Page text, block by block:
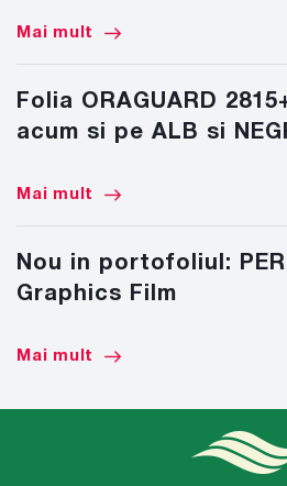
Mai mult
Folia ORAGUARD
acum si pe ALB si
Mai mult
Nou in portofoliul:
Graphics Film
Mai mult